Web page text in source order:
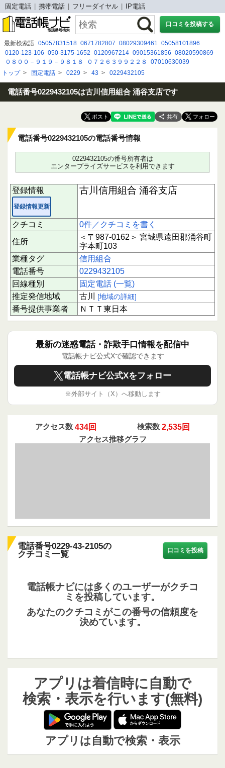
固定電話 携帯電話 フリーダイヤル IP電話
口コミを投稿する
最新検索語: 05057831518 0671782807 08029309461
05058101896
0120-123-106 050-3175-1652 0120967214 09015361856 08020590869
０８００－９１９－９８１８
０７２６３９９２２８
07010630039
0425485650 0120197319 09034223750 08089480113
05052920486 0453388556 070-2642-5619 03 6732 3769 05017816713
0367483904 0333755845 0363635473
トップ> 固定電話 > 0229 > 43 > 0229432105
電話番号0229432105は古川信用組合 涌谷支店です
共有
電話番号0229432105の電話番号情報
0229432105の番号所有者は
エンタープライズサービスを利用できます
登録情報
登録情報更新
古川信用組合 涌谷支店
クチコミ
0件／クチコミを書く
住所
＜〒987-0162＞ 宮城県遠田郡涌谷町
字本町103
業種タグ
信用組合
電話番号
0229432105
回線種別
固定電話 (一覧)
推定発信地域
古川 [地域の詳細]
番号提供事業者 ＮＴＴ東日本
最新の迷惑電話・詐欺手口情報を配信中
電話帳ナビ公式Xで確認できます
電話帳ナビ公式Xをフォロー
※外部サイト（X）へ移動します
アクセス数 434回 検索数 2,535回
アクセス推移グラフ
電話番号0229-43-2105の
クチコミ一覧
口コミを投稿
電話帳ナビには多くのユーザーがクチコ
ミを投稿しています。
あなたのクチコミがこの番号の信頼度を
決めています。
アプリは着信時に自動で
検索・表示を行います(無料)
アプリは自動で検索・表示